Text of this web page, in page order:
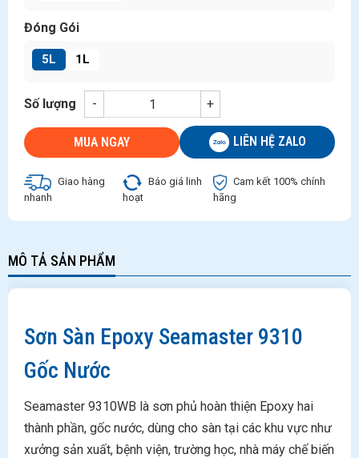
Đóng Gói
5L 1L
Số lượng - +
MUA NGAY LIÊN HỆ ZALO
Giao hàng
nhanh
Báo giá linh
hoạt
Cam kết 100% chính
hãng
MÔ TẢ SẢN PHẨM
Sơn Sàn Epoxy Seamaster 9310
Gốc Nước
Seamaster 9310WB là sơn phủ hoàn thiện Epoxy hai
thành phần, gốc nước, dùng cho sàn tại các khu vực như
xưởng sản xuất, bệnh viện, trường học, nhà máy chế biến